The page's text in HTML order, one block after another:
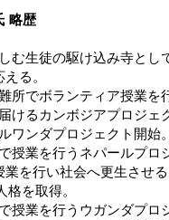
略歴
む生徒の駆け込み寺とし
る。
所でボランティア授業を
けるカンボジアプロジェ
ワンダプロジェクト開始
授業を行うネパールプロ
を行い社会へ更生させ
を取得。
授業を行うウガンダプロ